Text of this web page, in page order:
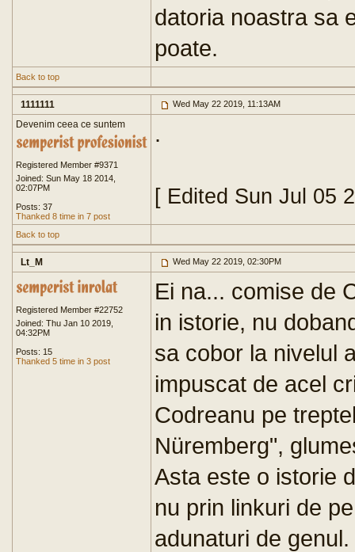
datoria noastra sa
poate.
Back to top
1111111 Wed May 22 2019, 11:13AM
Devenim ceea ce suntem
Registered Member #9371
Joined: Sun May 18 2014,
02:07PM
Posts: 37
Thanked 8 time in 7 post
.
[ Edited Sun Jul 05
Back to top
Lt_M Wed May 22 2019, 02:30PM
Registered Member #22752
Joined: Thu Jan 10 2019,
04:32PM
Posts: 15
Thanked 5 time in 3 post
Ei na... comise de
in istorie, nu
sa cobor la nivelul
impuscat de acel
Codreanu pe
Nüremberg",
Asta este o istorie
nu prin linkuri de
adunaturi de genul.